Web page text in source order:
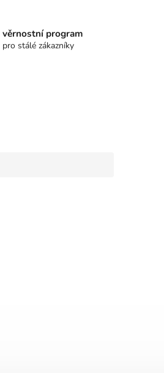
věrnostní program
pro stálé zákazníky